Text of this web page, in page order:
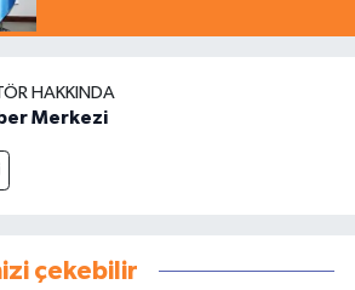
HAKKINDA
Merkezi
çekebilir